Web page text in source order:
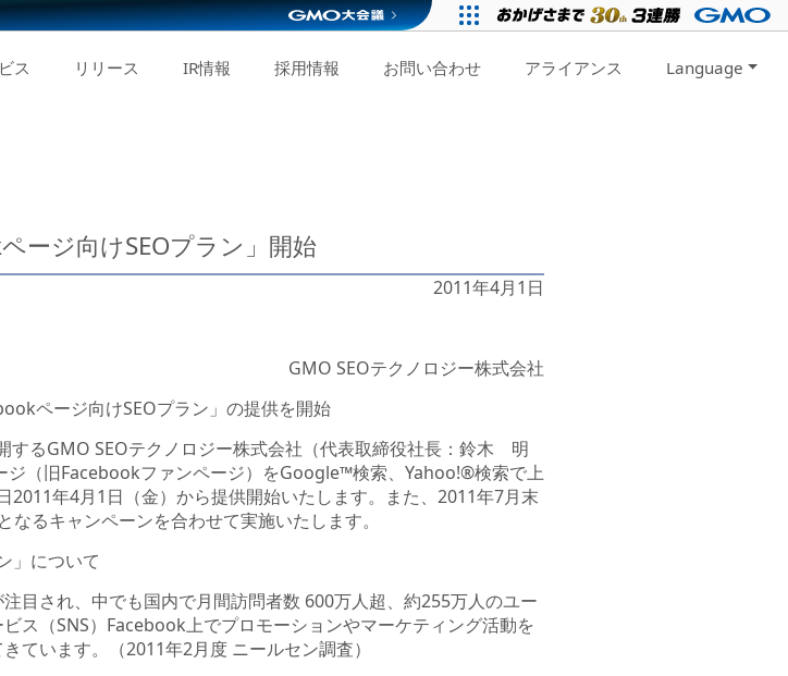
ス リリース IR情報 採用情報 お問い合わせ アライアンス Language
ージ向けSEOプラン」開始
2011年4月1日
GMO SEOテクノロジー株式会社
ページ向けSEOプラン」の提供を開始
するGMO SEOテクノロジー株式会社（代表取締役社長：鈴木 明
（旧Facebookファンページ）をGoogle™検索、Yahoo!®検索で上
年4月1日（金）から提供開始いたします。また、2011年7月末
るキャンペーンを合わせて実施いたします。
」について
目され、中でも国内で月間訪問者数 600万人超、約255万人のユー
ス（SNS）Facebook上でプロモーションやマーケティング活動を
ています。（2011年2月度 ニールセン調査）